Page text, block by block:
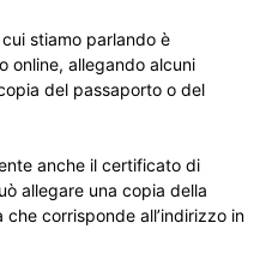
stiamo parlando è
online, allegando alcuni
del passaporto o del
anche il certificato di
allegare una copia della
corrisponde all’indirizzo in